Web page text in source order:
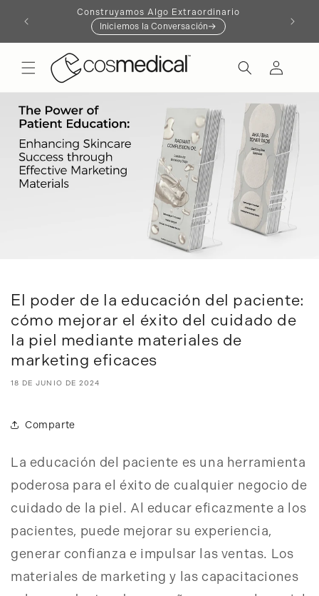
Construyamos Algo Extraordinario
Iniciemos la Conversación
Dale
sesión
El poder de la educación del paciente:
cómo mejorar el éxito del cuidado de
la piel mediante materiales de
marketing eficaces
18 DE JUNIO DE 2024
Comparte
La educación del paciente es una herramienta
poderosa para el éxito de cualquier negocio de
cuidado de la piel. Al educar eficazmente a los
pacientes, puede mejorar su experiencia,
generar confianza e impulsar las ventas. Los
materiales de marketing y las capacitaciones